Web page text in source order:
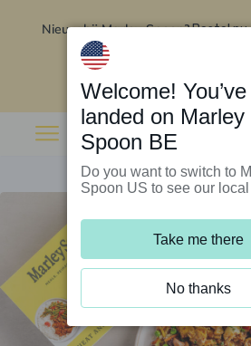
Nieuw bij Marley Spoon?Bestel nu
Welcome! You’ve
landed on Marley
Spoon BE
Do you want to switch to
Spoon US to see our
Take me there
No thanks